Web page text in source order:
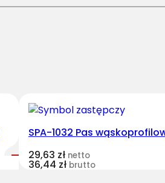
SPA-1032 Pas
29,63 zł netto
36,44 zł brutto